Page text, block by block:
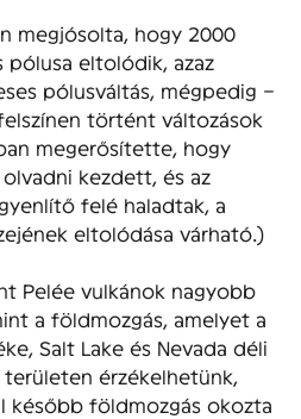
megjósolta, hogy 2000
pólusa eltolódik, azaz
pólusváltás, mégpedig –
történt változások
megerősítette, hogy
kezdett, és az
felé haladtak, a
eltolódása várható.)
Pelée vulkánok nagyobb
a földmozgás, amelyet a
Salt Lake és Nevada déli
érzékelhetünk,
később földmozgás okozta